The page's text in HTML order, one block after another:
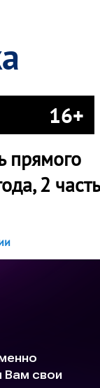
16+
прямого
2 часть